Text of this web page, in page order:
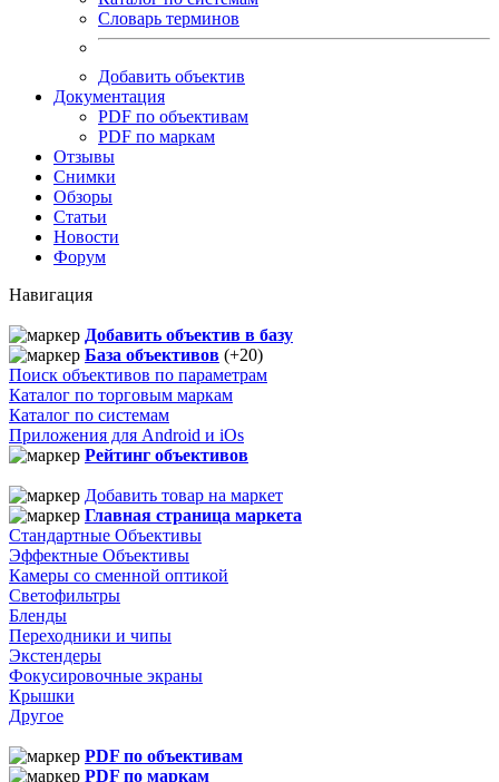
Словарь терминов
Добавить объектив
Документация
PDF по объективам
PDF по маркам
Отзывы
Снимки
Обзоры
Статьи
Новости
Форум
Навигация
Добавить объектив в базу
База объективов (+20)
Поиск объективов по параметрам
Каталог по торговым маркам
Каталог по системам
Приложения для Android и iOs
Рейтинг объективов
Добавить товар на маркет
Главная страница маркета
Стандартные Объективы
Эффектные Объективы
Камеры со сменной оптикой
Светофильтры
Бленды
Переходники и чипы
Экстендеры
Фокусировочные экраны
Крышки
Другое
PDF по объективам
PDF по маркам